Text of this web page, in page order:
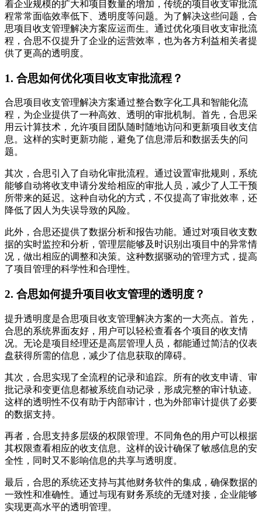
着企业规模的扩大和项目数量的增加，传统的项目收支审批流
程常常面临效率低下、透明度等问题。为了解决这些问题，合
思项目收支管理解决方案应运而生。通过优化项目收支审批流
程，合思不仅提升了企业的运营效率，也为各方利益相关者提
供了更高的透明度。
1. 合思如何优化项目收支审批流程？
合思项目收支管理解决方案通过整合数字化工具和智能化流
程，为企业提供了一种高效、透明的审批机制。首先，合思采
用云计算技术，允许项目团队随时随地访问和更新项目收支信
息。这样的实时更新功能，避免了信息滞后和数据丢失的问
题。
其次，合思引入了自动化审批流程。通过设置审批规则，系统
能够自动将收支申请分发给相应的审批人员，减少了人工干预
所带来的延迟。这种自动化的方式，不仅提高了审批效率，还
降低了因人为失误导致的风险。
此外，合思还提供了数据分析和报告功能。通过对项目收支数
据的实时监控和分析，管理层能够及时识别出项目中的异常情
况，做出相应的调整和决策。这种数据驱动的管理方式，提高
了项目管理的科学性和合理性。
2. 合思如何提升项目收支管理的透明度？
提升透明度是合思项目收支管理解决方案的一大亮点。首先，
合思的系统界面友好，用户可以轻松查看各个项目的收支情
况。无论是项目经理还是高层管理人员，都能通过简洁的仪表
盘获得所需的信息，减少了信息获取的障碍。
其次，合思实现了全流程的记录和追踪。所有的收支申请、审
批记录和变更信息都被系统自动记录，形成完整的审计轨迹。
这样的透明性不仅有助于内部审计，也为外部审计提供了必要
的数据支持。
再者，合思支持多层级的权限管理。不同角色的用户可以根据
其权限查看相应的收支信息。这样的设计确保了敏感信息的安
全性，同时又不影响信息的共享与透明度。
最后，合思的系统还支持与其他财务软件的集成，确保数据的
一致性和准确性。通过与现有财务系统的无缝对接，企业能够
实现更高水平的透明管理。